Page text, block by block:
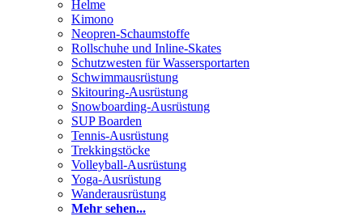
Helme
Kimono
Neopren-Schaumstoffe
Rollschuhe und Inline-Skates
Schutzwesten für Wassersportarten
Schwimmausrüstung
Skitouring-Ausrüstung
Snowboarding-Ausrüstung
SUP Boarden
Tennis-Ausrüstung
Trekkingstöcke
Volleyball-Ausrüstung
Yoga-Ausrüstung
Wanderausrüstung
Mehr sehen...